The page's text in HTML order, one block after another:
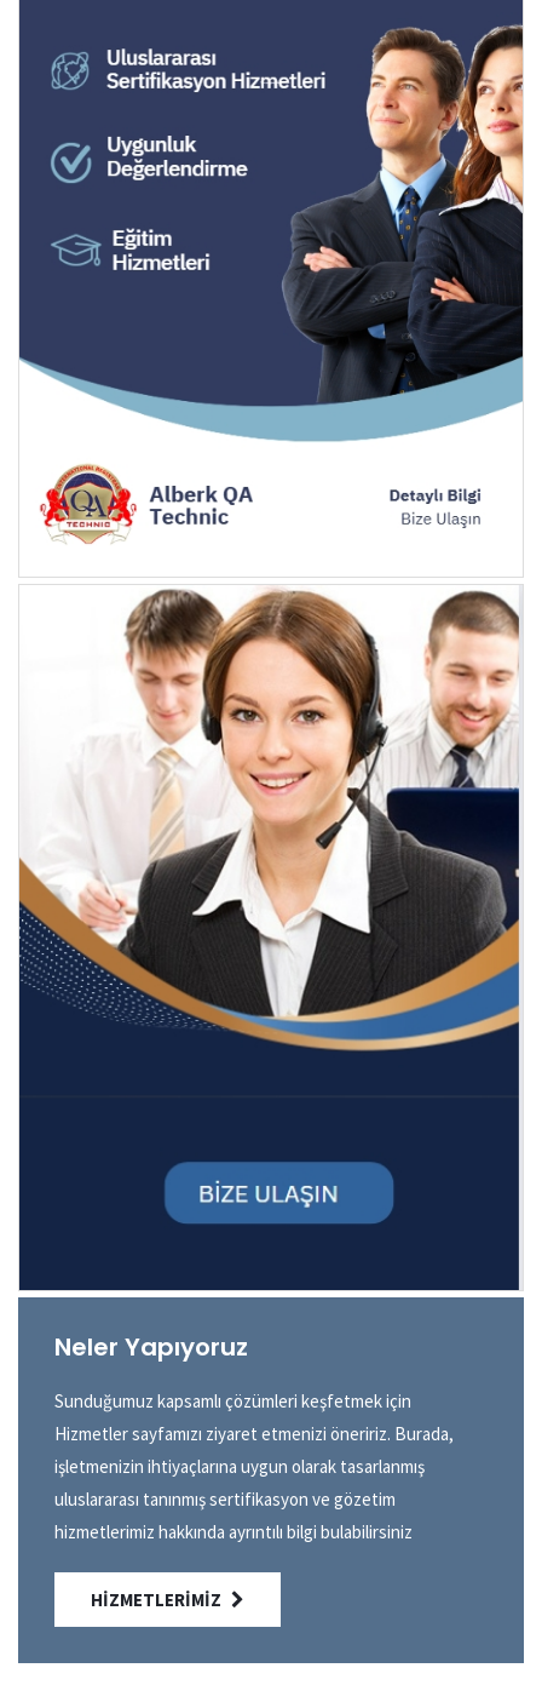
Neler Yapıyoruz
Sunduğumuz kapsamlı çözümleri keşfetmek için
Hizmetler sayfamızı ziyaret etmenizi öneririz. Burada,
işletmenizin ihtiyaçlarına uygun olarak tasarlanmış
uluslararası tanınmış sertifikasyon ve gözetim
hizmetlerimiz hakkında ayrıntılı bilgi bulabilirsiniz
HIZMETLERIMIZ